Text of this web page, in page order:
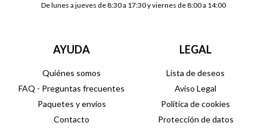
De lunes a jueves de 8:30 a 17:30 y viernes de 8:00 a 14:00
AYUDA
Quiénes somos
FAQ - Preguntas frecuentes
Paquetes y envíos
Contacto
LEGAL
Lista de deseos
Aviso Legal
Política de cookies
Protección de datos